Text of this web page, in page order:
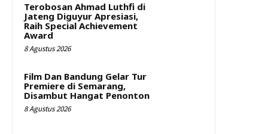
Terobosan Ahmad Luthfi di
Jateng Diguyur Apresiasi,
Raih Special Achievement
Award
8 Agustus 2026
Film Dan Bandung Gelar Tur
Premiere di Semarang,
Disambut Hangat Penonton
8 Agustus 2026